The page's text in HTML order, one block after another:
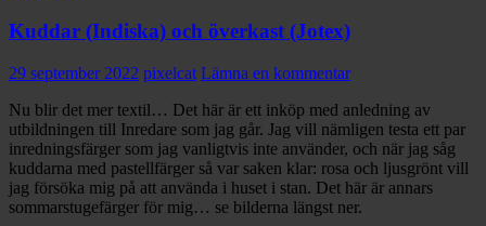
Kuddar (Indiska) och överkast (Jotex)
29 september 2022 pixelcat Lämna en kommentar
Nu blir det mer textil… Det här är ett inköp med anledning av
utbildningen till Inredare som jag går. Jag vill nämligen testa ett par
inredningsfärger som jag vanligtvis inte använder, och när jag såg
kuddarna med pastellfärger så var saken klar: rosa och ljusgrönt vill
jag försöka mig på att använda i huset i stan. Det här är annars
sommarstugefärger för mig… se bilderna längst ner.